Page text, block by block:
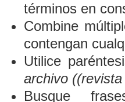
términos en
Combine
contengan
Utilice
archivo
Busque